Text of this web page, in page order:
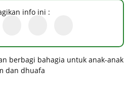
info ini :
berbagi bahagia untuk anak-anak
dan dhuafa